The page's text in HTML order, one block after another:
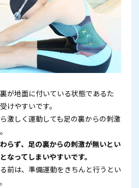
が地面に付いている状態であるた
けやすいです。
激しく運動しても足の裏からの刺激
らず、足の裏からの刺激が無いとい
なってしまいやすいです。
前は、準備運動をきちんと行うとい